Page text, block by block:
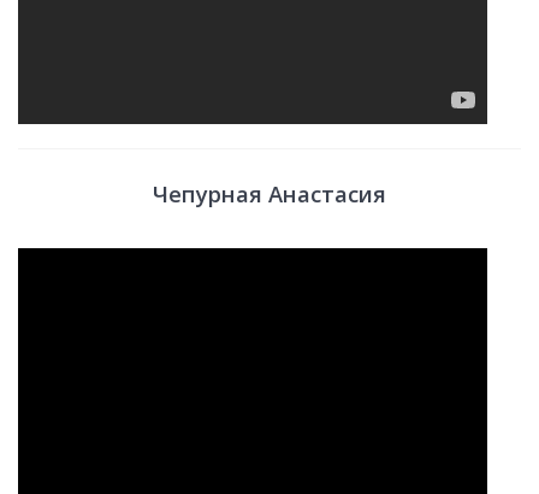
Чепурная Анастасия